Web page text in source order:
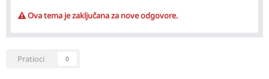
Ova tema je zaključana za nove odgovore.
Pratioci 0